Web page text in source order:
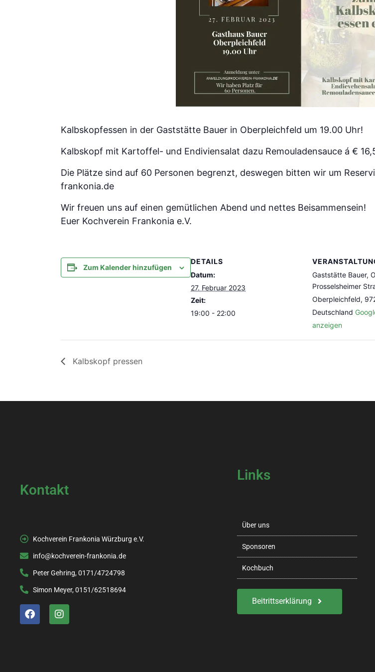
Kalbskopfessen in der Gaststätte Bauer in Oberpleichfeld um 19.00 Uhr!
Kalbskopf mit Kartoffel- und Endiviensalat dazu Remouladensauce á €
Die Plätze sind auf 60 Personen begrenzt, deswegen bitten wir um
frankonia.de
Wir freuen uns auf einen gemütlichen Abend und nettes Beisammensein!
Euer Kochverein Frankonia e.V.
Zum Kalender hinzufügen
DETAILS
Datum:
27. Februar 2023
Zeit:
19:00 - 22:00
Gaststätte Bauer,
Prosselsheimer
Oberpleichfeld,
Deutschland
anzeigen
Kalbskopf pressen
Kontakt
Kochverein Frankonia Würzburg e.V.
info@kochverein-frankonia.de
Peter Gehring, 0171/4724798
Simon Meyer, 0151/62518694
Links
Über uns
Sponsoren
Kochbuch
Beitrittserklärung